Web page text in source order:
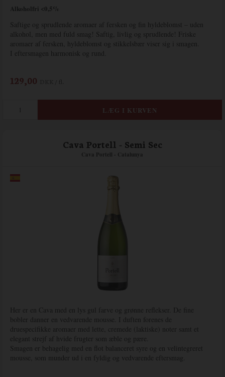
Alkoholfri <0,5%
Saftige og sprudlende aromaer af fersken og fin hyldeblomst – uden
alkohol, men med fuld smag! Saftig, livlig og sprudlende! Friske
aromaer af fersken, hyldeblomst og stikkelsbær viser sig i smagen.
I eftersmagen harmonisk og rund.
129,00
Cava Portell - Semi Sec
Cava Portell - Catalunya
Her er en Cava med en lys gul farve og grønne reflekser. De fine
bobler danner en vedvarende mousse. I duften forenes de
druespecifikke aromaer med lette, cremede (laktiske) noter samt et
elegant strejf af hvide frugter som æble og pære.
Smagen er behagelig med en flot balanceret syre og en velintegreret
mousse, som munder ud i en fyldig og vedvarende eftersmag.